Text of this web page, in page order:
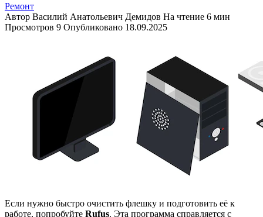
Ремонт
Автор Василий Анатольевич Демидов На чтение 6 мин
Просмотров 9 Опубликовано 18.09.2025
Если нужно быстро очистить флешку и подготовить её к
работе, попробуйте Rufus. Эта программа справляется с